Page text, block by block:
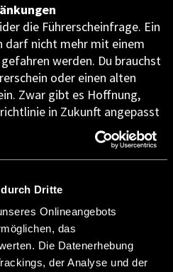
Dritte
Onlineangebots
das
Die Datenerhebung
der Analyse und der
die Führerscheinfrage. Ein
darf nicht mehr mit einem
werden. Du brauchst
oder einen alten
Zwar gibt es Hoffnung,
in Zukunft angepasst
Gesamtgewichts
4,25 Tonnen ist ab 2025 in
es: Geduld haben oder
und
Tonnen musst du dich in
Verkehrsregeln halten. Auf